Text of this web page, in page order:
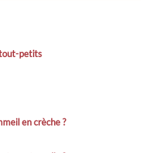
tout-petits
en crèche ?